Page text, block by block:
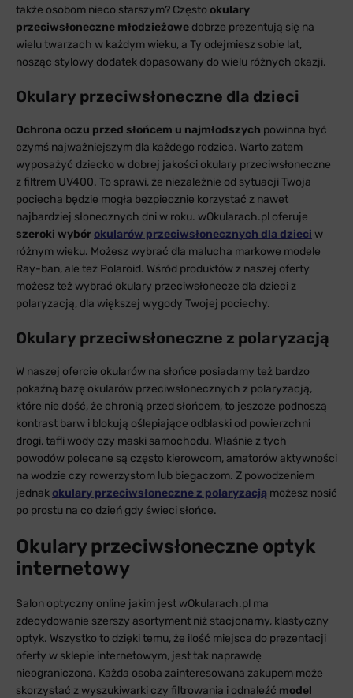
także osobom nieco starszym? Często okulary
przeciwsłoneczne młodzieżowe dobrze prezentują się na
wielu twarzach w każdym wieku, a Ty odejmiesz sobie lat,
nosząc stylowy dodatek dopasowany do wielu różnych okazji.
Okulary przeciwsłoneczne dla dzieci
Ochrona oczu przed słońcem u najmłodszych powinna być
czymś najważniejszym dla każdego rodzica. Warto zatem
wyposażyć dziecko w dobrej jakości okulary przeciwsłoneczne
z filtrem UV400. To sprawi, że niezależnie od sytuacji Twoja
pociecha będzie mogła bezpiecznie korzystać z nawet
najbardziej słonecznych dni w roku. wOkularach.pl oferuje
szeroki wybórokularów przeciwsłonecznych dla dzieci w
różnym wieku. Możesz wybrać dla malucha markowe modele
Ray-ban, ale też Polaroid. Wśród produktów z naszej oferty
możesz też wybrać okulary przeciwsłonecze dla dzieci z
polaryzacją, dla większej wygody Twojej pociechy.
Okulary przeciwsłoneczne z polaryzacją
W naszej ofercie okularów na słońce posiadamy też bardzo
pokaźną bazę okularów przeciwsłonecznych z polaryzacją,
które nie dość, że chronią przed słońcem, to jeszcze podnoszą
kontrast barw i blokują oślepiające odblaski od powierzchni
drogi, tafli wody czy maski samochodu. Właśnie z tych
powodów polecane są często kierowcom, amatorów aktywności
na wodzie czy rowerzystom lub biegaczom. Z powodzeniem
jednakokulary przeciwsłoneczne z polaryzacją możesz nosić
po prostu na co dzień gdy świeci słońce.
Okulary przeciwsłoneczne optyk
internetowy
Salon optyczny online jakim jest wOkularach.pl ma
zdecydowanie szerszy asortyment niż stacjonarny, klastyczny
optyk. Wszystko to dzięki temu, że ilość miejsca do prezentacji
oferty w sklepie internetowym, jest tak naprawdę
nieograniczona. Każda osoba zainteresowana zakupem może
skorzystać z wyszukiwarki czy filtrowania i odnaleźć model